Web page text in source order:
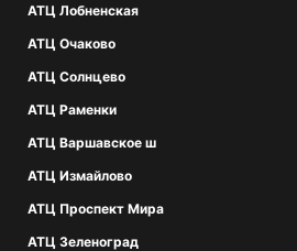
АТЦ Лобненская
АТЦ Очаково
АТЦ Солнцево
АТЦ Раменки
АТЦ Варшавское ш
АТЦ Измайлово
АТЦ Проспект Мира
АТЦ Зеленоград